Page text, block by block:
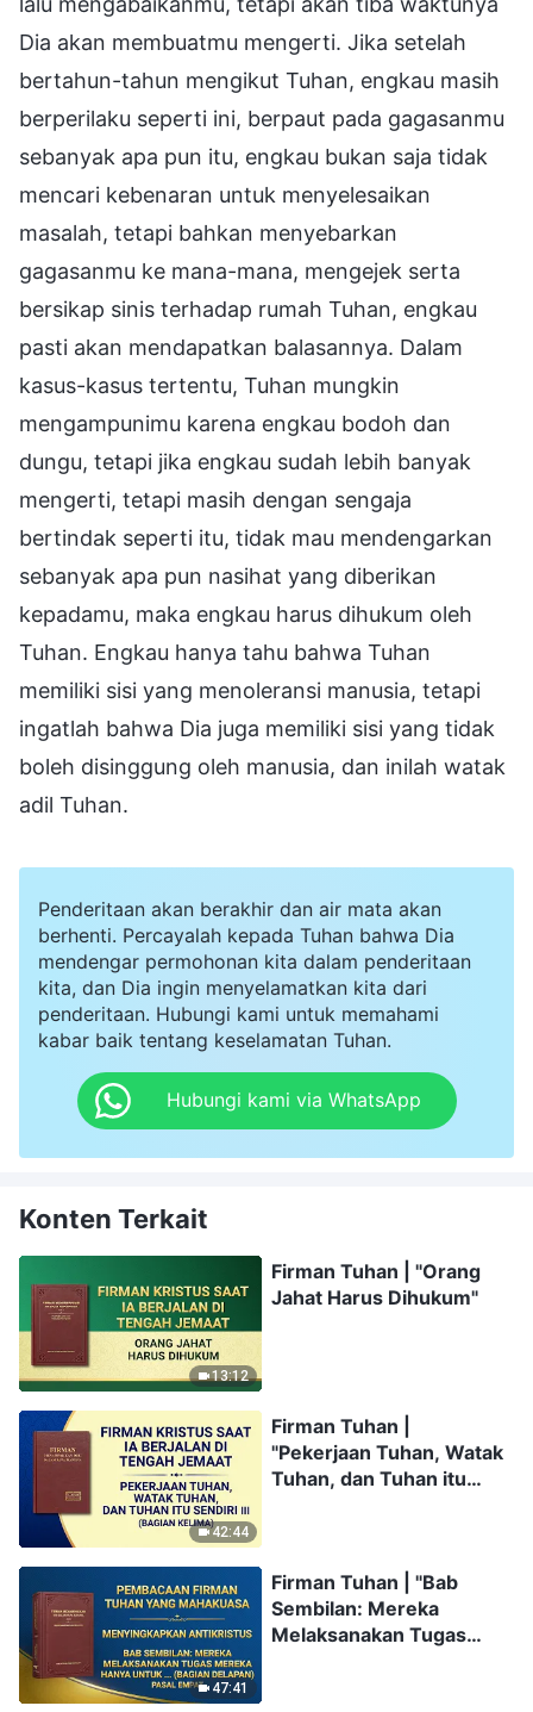
Dia akan membuatmu mengerti. Jika setelah
bertahun-tahun mengikut Tuhan, engkau masih
berperilaku seperti ini, berpaut pada gagasanmu
sebanyak apa pun itu, engkau bukan saja tidak
mencari kebenaran untuk menyelesaikan
masalah, tetapi bahkan menyebarkan
gagasanmu ke mana-mana, mengejek serta
bersikap sinis terhadap rumah Tuhan, engkau
pasti akan mendapatkan balasannya. Dalam
kasus-kasus tertentu, Tuhan mungkin
mengampunimu karena engkau bodoh dan
dungu, tetapi jika engkau sudah lebih banyak
mengerti, tetapi masih dengan sengaja
bertindak seperti itu, tidak mau mendengarkan
sebanyak apa pun nasihat yang diberikan
kepadamu, maka engkau harus dihukum oleh
Tuhan. Engkau hanya tahu bahwa Tuhan
memiliki sisi yang menoleransi manusia, tetapi
ingatlah bahwa Dia juga memiliki sisi yang tidak
boleh disinggung oleh manusia, dan inilah watak
adil Tuhan.
Penderitaan akan berakhir dan air mata akan
berhenti. Percayalah kepada Tuhan bahwa Dia
mendengar permohonan kita dalam penderitaan
kita, dan Dia ingin menyelamatkan kita dari
penderitaan. Hubungi kami untuk memahami
kabar baik tentang keselamatan Tuhan.
Hubungi kami via WhatsApp
Konten Terkait
13:12
Firman Tuhan | "Orang
Jahat Harus Dihukum"
42:44
Firman Tuhan |
"Pekerjaan Tuhan, Watak
Tuhan, dan Tuhan itu
47:41
Firman Tuhan | "Bab
Sembilan: Mereka
Melaksanakan Tugas